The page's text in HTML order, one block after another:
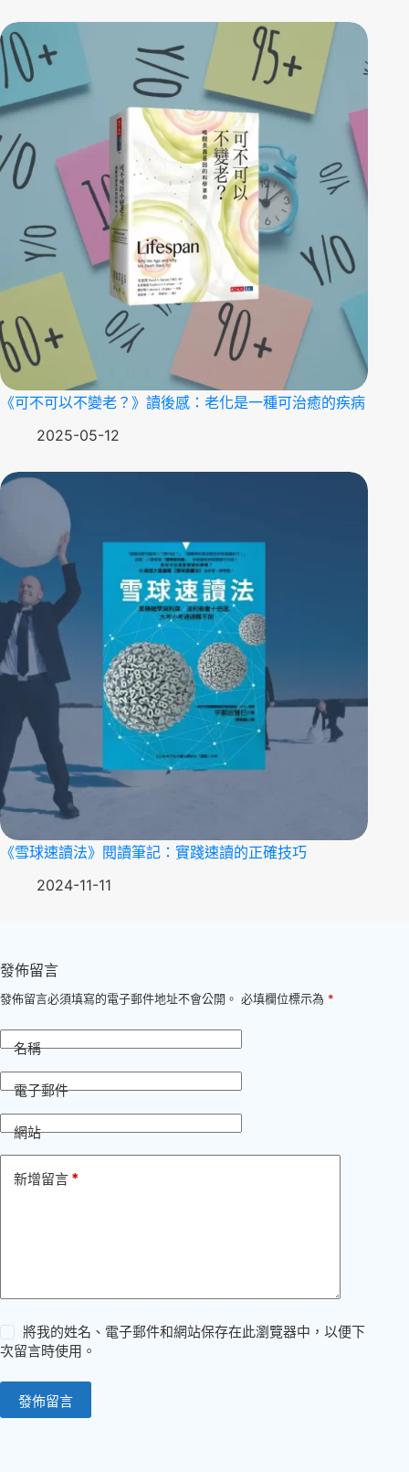
《可不可以不變老？》讀後感：老化是一種可治癒的疾病
2025-05-12
《雪球速讀法》閱讀筆記：實踐速讀的正確技巧
2024-11-11
發佈留言
發佈留言必須填寫的電子郵件地址不會公開。 必填欄位標示為 *
名稱
電子郵件
網站
新增留言 *
將我的姓名、電子郵件和網站保存在此瀏覽器中，以便下
次留言時使用。
發佈留言